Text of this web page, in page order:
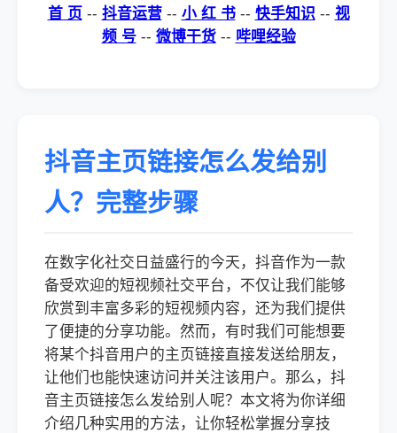
首 页 -- 抖音运营 -- 小 红 书 -- 快手知识 -- 视
频 号 -- 微博干货 -- 哔哩经验
抖音主页链接怎么发给别
人？完整步骤
在数字化社交日益盛行的今天，抖音作为一款
备受欢迎的短视频社交平台，不仅让我们能够
欣赏到丰富多彩的短视频内容，还为我们提供
了便捷的分享功能。然而，有时我们可能想要
将某个抖音用户的主页链接直接发送给朋友，
让他们也能快速访问并关注该用户。那么，抖
音主页链接怎么发给别人呢？本文将为你详细
介绍几种实用的方法，让你轻松掌握分享技